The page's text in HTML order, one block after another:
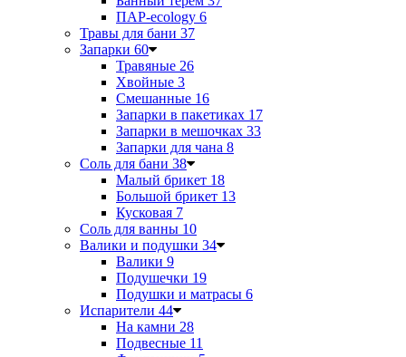
ПАР-ecology 6
Травы для бани 37
Запарки 60
Травяные 26
Хвойные 3
Смешанные 16
Запарки в пакетиках 17
Запарки в мешочках 33
Запарки для чана 8
Соль для бани 38
Малый брикет 18
Большой брикет 13
Кусковая 7
Соль для ванны 10
Валики и подушки 34
Валики 9
Подушечки 19
Подушки и матрасы 6
Испарители 44
На камни 28
Подвесные 11